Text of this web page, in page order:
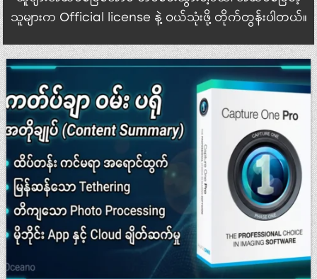
သူများက Official license နဲ့ ဝယ်သုံးဖို့ တိုက်တွန်းပါတယ်။